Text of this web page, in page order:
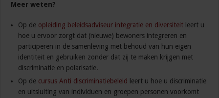
Meer weten?
Op de opleiding beleidsadviseur integratie en diversiteit leert u
hoe u ervoor zorgt dat (nieuwe) bewoners integreren en
participeren in de samenleving met behoud van hun eigen
identiteit en gebruiken zonder dat zij te maken krijgen met
discriminatie en polarisatie.
Op de cursus Anti discriminatiebeleid
leert u hoe u discriminatie
en uitsluiting van individuen en groepen personen voorkomt